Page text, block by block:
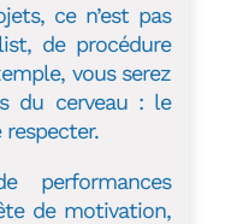
ce n’est pas
de procédure
vous serez
du cerveau : le
performances
de motivation,